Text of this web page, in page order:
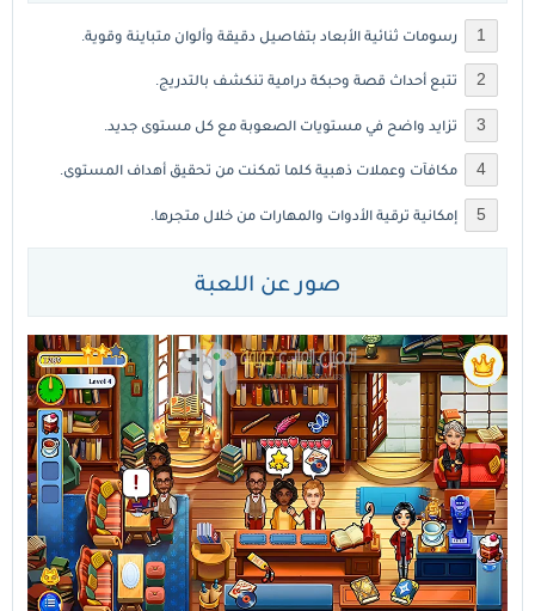
رسومات ثنائية الأبعاد بتفاصيل دقيقة وألوان متباينة وقوية.
تتبع أحداث قصة وحبكة درامية تنكشف بالتدريج.
تزايد واضح في مستويات الصعوبة مع كل مستوى جديد.
مكافآت وعملات ذهبية كلما تمكنت من تحقيق أهداف المستوى.
إمكانية ترقية الأدوات والمهارات من خلال متجرها.
صور عن اللعبة